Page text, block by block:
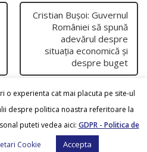
Cristian Bușoi: Guvernul
României să spună
adevărul despre
situația economică și
despre buget
Busoi© 2026.
o experienta cat mai placuta pe site-ul
despre politica noastra referitoare la
puteti vedea aici: GDPR - Politica de
Cookie Accepta